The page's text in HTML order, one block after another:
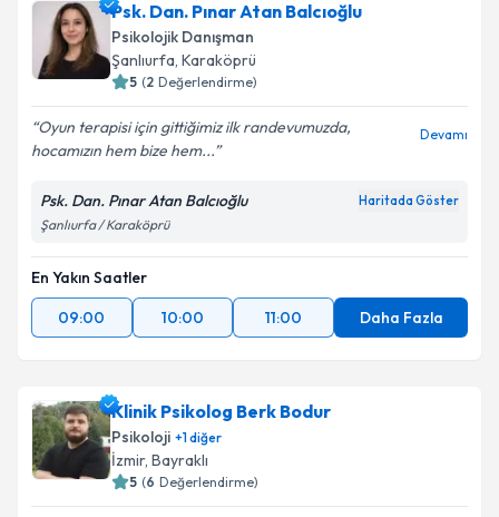
Psk. Dan. Pınar Atan Balcıoğlu
Psikolojik Danışman
Şanlıurfa, Karaköprü
5 (2 Değerlendirme)
Oyun terapisi için gittiğimiz ilk randevumuzda,
hocamızın hem bize hem...
Devamı
Psk. Dan. Pınar Atan Balcıoğlu Haritada Göster
Şanlıurfa / Karaköprü
En Yakın Saatler
09:00
10:00 11:00 Daha Fazla
Klinik Psikolog Berk Bodur
Psikoloji +1diğer
İzmir, Bayraklı
5 (6 Değerlendirme)